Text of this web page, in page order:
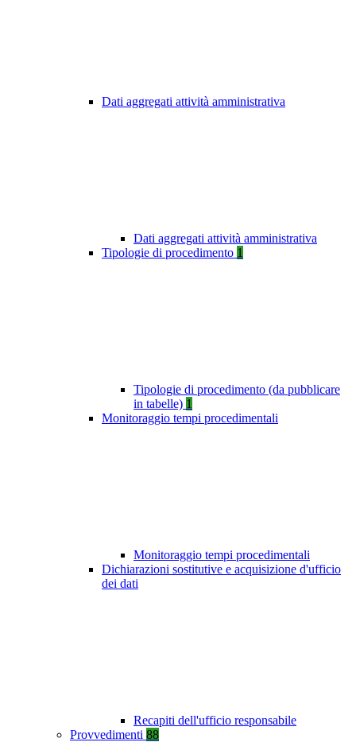
Dati aggregati attività amministrativa
Dati aggregati attività amministrativa
Tipologie di procedimento 1
Tipologie di procedimento (da pubblicare
in tabelle) 1
Monitoraggio tempi procedimentali
Monitoraggio tempi procedimentali
Dichiarazioni sostitutive e acquisizione d'ufficio
dei dati
Recapiti dell'ufficio responsabile
Provvedimenti 88